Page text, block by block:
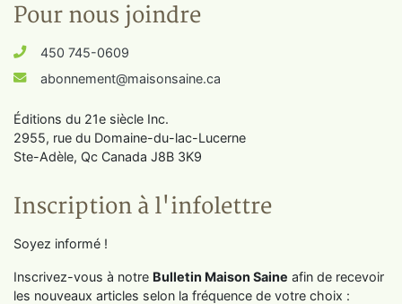
Pour nous joindre
450 745-0609
abonnement@maisonsaine.ca
Éditions du 21e siècle Inc.
2955, rue du Domaine-du-lac-Lucerne
Ste-Adèle, Qc Canada J8B 3K9
Inscription à l'infolettre
Soyez informé !
Inscrivez-vous à notre Bulletin Maison Saine afin de recevoir
les nouveaux articles selon la fréquence de votre choix :